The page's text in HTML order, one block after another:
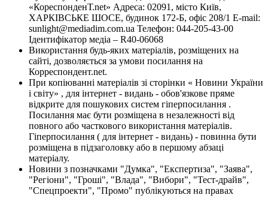
«КореспонденТ.net» Адреса: 02091, місто Київ,
ХАРКІВСЬКЕ ШОСЕ, будинок 172-Б, офіс 208/1 E-mail:
sunlight@mediadim.com.ua Телефон: 044-205-43-00
Ідентифікатор медіа – R40-06068
Використання будь-яких матеріалів, розміщених на
сайті, дозволяється за умови посилання на
Корреспондент.net.
При копіюванні матеріалів зі сторінки « Новини України
і світу» , для інтернет - видань - обов'язкове пряме
відкрите для пошукових систем гіперпосилання .
Посилання має бути розміщена в незалежності від
повного або часткового використання матеріалів.
Гіперпосилання ( для інтернет - видань) - повинна бути
розміщена в підзаголовку або в першому абзаці
матеріалу.
Новини з позначками "Думка", "Експертиза", "Заява",
"Регіони", "Гроші", "Влада", "Вибори", "Тест-драйв",
"Спецпроекти", "Промо" публікуються на правах